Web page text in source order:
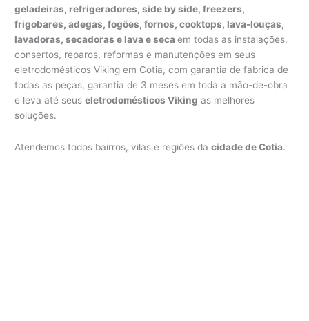
geladeiras, refrigeradores, side by side, freezers,
frigobares, adegas, fogões, fornos, cooktops, lava-louças,
lavadoras, secadoras e lava e secaem todas as instalações,
consertos, reparos, reformas e manutenções em seus
eletrodomésticos Viking em Cotia, com garantia de fábrica de
todas as peças, garantia de 3 meses em toda a mão-de-obra
e leva até seuseletrodomésticos Viking as melhores
soluções.
Atendemos todos bairros, vilas e regiões dacidade de Cotia.